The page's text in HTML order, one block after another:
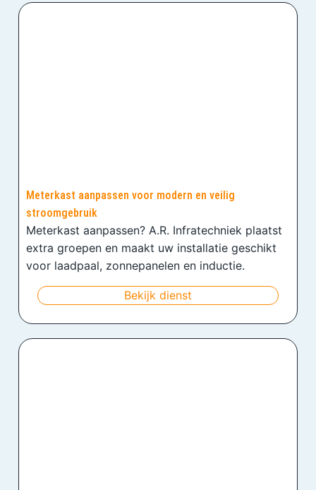
Meterkast aanpassen voor modern en veilig
stroomgebruik
Meterkast aanpassen? A.R. Infratechniek plaatst
extra groepen en maakt uw installatie geschikt
voor laadpaal, zonnepanelen en inductie.
Bekijk dienst